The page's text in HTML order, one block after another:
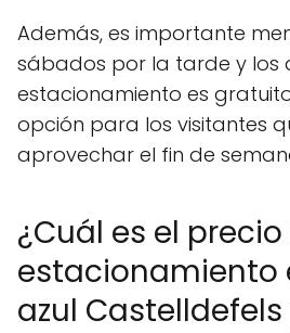
Además, es importante
sábados por la tarde y los
estacionamiento es
opción para los visitantes
aprovechar el fin de
¿Cuál es el
estacionamiento
azul